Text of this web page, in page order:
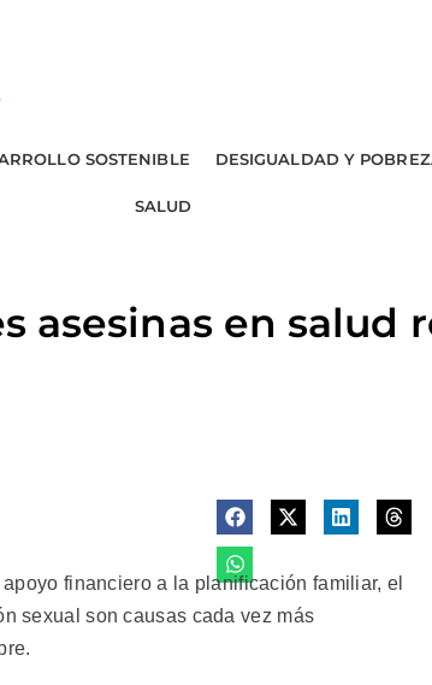
SOSTENIBLE DESIGUALDAD Y
SALUD
asesinas en salud
financiero a la planificación familiar, el
sexual son causas cada vez más